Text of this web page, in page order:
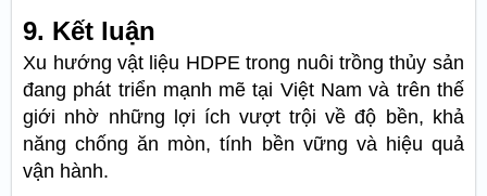
9. Kết luận
Xu hướng vật liệu HDPE trong nuôi trồng thủy sản
đang phát triển mạnh mẽ tại Việt Nam và trên thế
giới nhờ những lợi ích vượt trội về độ bền, khả
năng chống ăn mòn, tính bền vững và hiệu quả
vận hành.